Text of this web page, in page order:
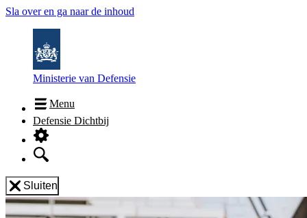
Sla over en ga naar de inhoud
Ministerie van Defensie
Menu
Defensie Dichtbij
Sluiten